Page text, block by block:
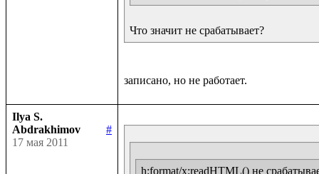
Что значит не срабатывает?
Ilya S.
Abdrakhimov
#
17 мая 2011
h:format/x:readHTML() не